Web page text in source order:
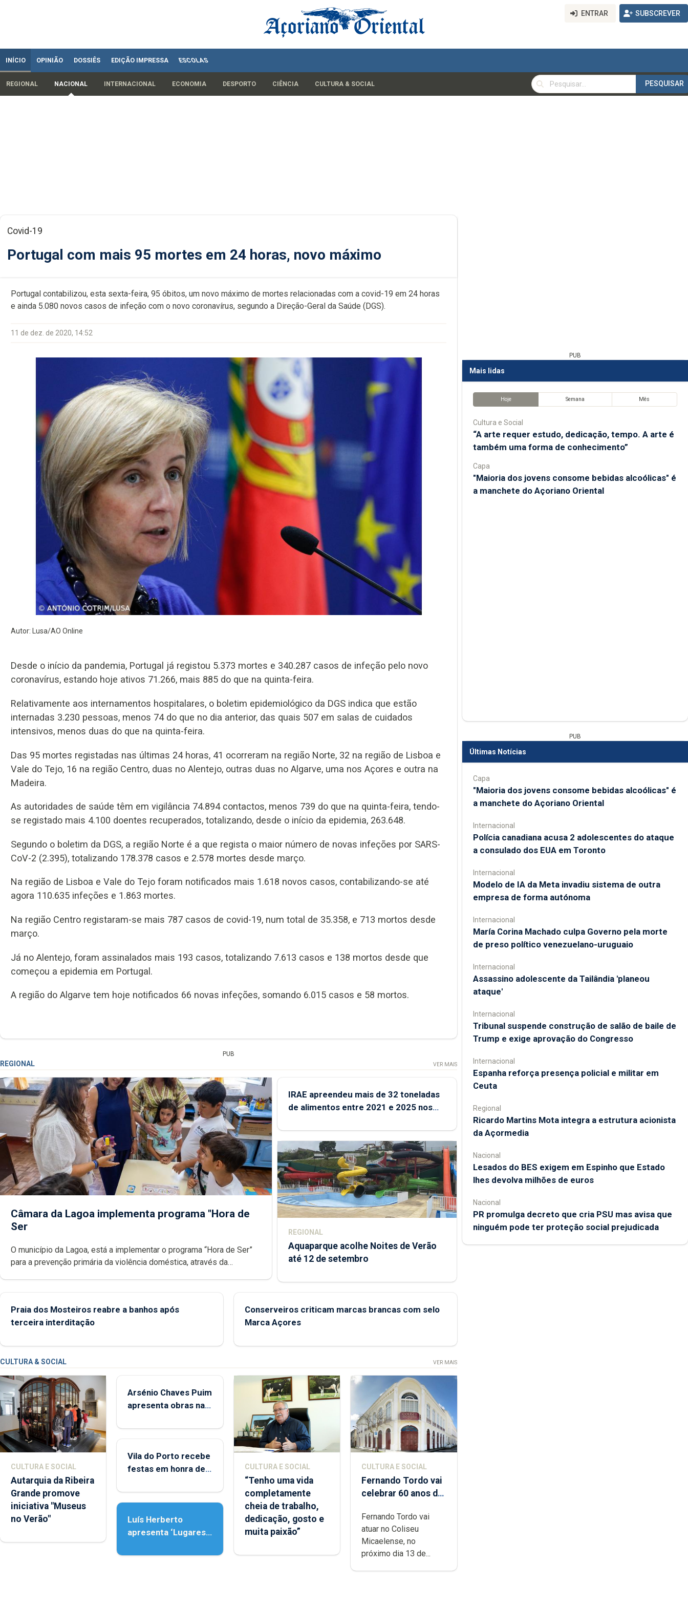
ENTRAR SUBSCREVER
INÍCIO OPINIÃO DOSSIÊS EDIÇÃO IMPRESSA ESCOLAS
REGIONAL NACIONAL INTERNACIONAL ECONOMIA DESPORTO CIÊNCIA CULTURA & SOCIAL
PESQUISAR
PESQUISAR
Covid-19
Portugal com mais 95 mortes em 24 horas, novo máximo
Portugal contabilizou, esta sexta-feira, 95 óbitos, um novo máximo de mortes relacionadas com a covid-19 em 24 horas
e ainda 5.080 novos casos de infeção com o novo coronavírus, segundo a Direção-Geral da Saúde (DGS).
11 de dez. de 2020, 14:52
Autor: Lusa/AO Online
Desde o início da pandemia, Portugal já registou 5.373 mortes e 340.287 casos de infeção pelo novo
coronavírus, estando hoje ativos 71.266, mais 885 do que na quinta-feira.
Relativamente aos internamentos hospitalares, o boletim epidemiológico da DGS indica que estão
internadas 3.230 pessoas, menos 74 do que no dia anterior, das quais 507 em salas de cuidados
intensivos, menos duas do que na quinta-feira.
Das 95 mortes registadas nas últimas 24 horas, 41 ocorreram na região Norte, 32 na região de Lisboa e
Vale do Tejo, 16 na região Centro, duas no Alentejo, outras duas no Algarve, uma nos Açores e outra na
Madeira.
As autoridades de saúde têm em vigilância 74.894 contactos, menos 739 do que na quinta-feira, tendo-
se registado mais 4.100 doentes recuperados, totalizando, desde o início da epidemia, 263.648.
Segundo o boletim da DGS, a região Norte é a que regista o maior número de novas infeções por SARS-
CoV-2 (2.395), totalizando 178.378 casos e 2.578 mortes desde março.
Na região de Lisboa e Vale do Tejo foram notificados mais 1.618 novos casos, contabilizando-se até
agora 110.635 infeções e 1.863 mortes.
Na região Centro registaram-se mais 787 casos de covid-19, num total de 35.358, e 713 mortos desde
março.
Já no Alentejo, foram assinalados mais 193 casos, totalizando 7.613 casos e 138 mortos desde que
começou a epidemia em Portugal.
A região do Algarve tem hoje notificados 66 novas infeções, somando 6.015 casos e 58 mortos.
PUB
REGIONAL VER MAIS
Câmara da Lagoa implementa programa "Hora de
Ser
O município da Lagoa, está a implementar o programa “Hora de Ser”
para a prevenção primária da violência doméstica, através da
IRAE apreendeu mais de 32 toneladas
de alimentos entre 2021 e 2025 nos
REGIONAL
Aquaparque acolhe Noites de Verão
até 12 de setembro
Praia dos Mosteiros reabre a banhos após
terceira interditação
Conserveiros criticam marcas brancas com selo
Marca Açores
CULTURA & SOCIAL VER MAIS
CULTURA E SOCIAL
Autarquia da Ribeira
Grande promove
iniciativa "Museus
no Verão"
Arsénio Chaves Puim
apresenta obras na
Porto
Vila do Porto recebe
festas em honra de
Assunção
Luís Herberto
apresenta ‘Lugares
CULTURA E SOCIAL
“Tenho uma vida
completamente
cheia de trabalho,
dedicação, gosto e
muita paixão”
CULTURA E SOCIAL
Fernando Tordo vai
celebrar 60 anos de
Micaelense
Fernando Tordo vai
atuar no Coliseu
Micaelense, no
próximo dia 13 de...
PUB
Mais lidas
Hoje Semana Mês
Cultura e Social
“A arte requer estudo, dedicação, tempo. A arte é
também uma forma de conhecimento”
Capa
"Maioria dos jovens consome bebidas alcoólicas" é
a manchete do Açoriano Oriental
PUB
Últimas Notícias
Capa
"Maioria dos jovens consome bebidas alcoólicas" é
a manchete do Açoriano Oriental
Internacional
Polícia canadiana acusa 2 adolescentes do ataque
a consulado dos EUA em Toronto
Internacional
Modelo de IA da Meta invadiu sistema de outra
empresa de forma autónoma
Internacional
María Corina Machado culpa Governo pela morte
de preso político venezuelano-uruguaio
Internacional
Assassino adolescente da Tailândia 'planeou
ataque'
Internacional
Tribunal suspende construção de salão de baile de
Trump e exige aprovação do Congresso
Internacional
Espanha reforça presença policial e militar em
Ceuta
Regional
Ricardo Martins Mota integra a estrutura acionista
da Açormedia
Nacional
Lesados do BES exigem em Espinho que Estado
lhes devolva milhões de euros
Nacional
PR promulga decreto que cria PSU mas avisa que
ninguém pode ter proteção social prejudicada